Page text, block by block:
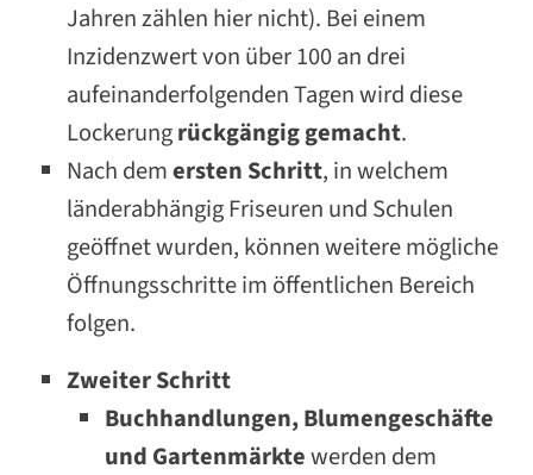
Jahren zählen hier nicht). Bei einem
Inzidenzwert von über 100 an drei
aufeinanderfolgenden Tagen wird diese
Lockerungrückgängig gemacht.
Nach demersten Schritt, in welchem
länderabhängig Friseuren und Schulen
geöffnet wurden, können weitere mögliche
Öffnungsschritte im öffentlichen Bereich
folgen.
Zweiter Schritt
Buchhandlungen, Blumengeschäfte
und Gartenmärktewerden dem